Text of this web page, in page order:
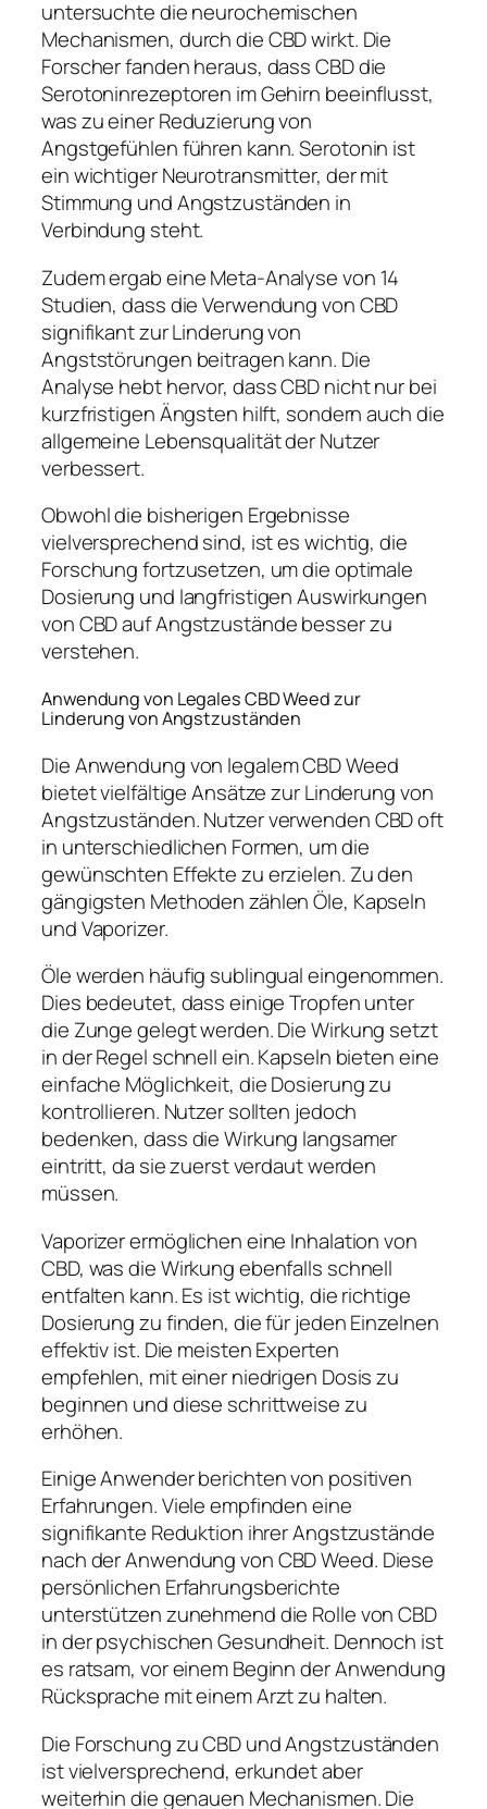
untersuchte die neurochemischen
Mechanismen, durch die CBD wirkt. Die
Forscher fanden heraus, dass CBD die
Serotoninrezeptoren im Gehirn beeinflusst,
was zu einer Reduzierung von
Angstgefühlen führen kann. Serotonin ist
ein wichtiger Neurotransmitter, der mit
Stimmung und Angstzuständen in
Verbindung steht.
Zudem ergab eine Meta-Analyse von 14
Studien, dass die Verwendung von CBD
signifikant zur Linderung von
Angststörungen beitragen kann. Die
Analyse hebt hervor, dass CBD nicht nur bei
kurzfristigen Ängsten hilft, sondern auch die
allgemeine Lebensqualität der Nutzer
verbessert.
Obwohl die bisherigen Ergebnisse
vielversprechend sind, ist es wichtig, die
Forschung fortzusetzen, um die optimale
Dosierung und langfristigen Auswirkungen
von CBD auf Angstzustände besser zu
verstehen.
Anwendung von Legales CBD Weed zur
Linderung von Angstzuständen
Die Anwendung von legalem CBD Weed
bietet vielfältige Ansätze zur Linderung von
Angstzuständen. Nutzer verwenden CBD oft
in unterschiedlichen Formen, um die
gewünschten Effekte zu erzielen. Zu den
gängigsten Methoden zählen Öle, Kapseln
und Vaporizer.
Öle werden häufig sublingual eingenommen.
Dies bedeutet, dass einige Tropfen unter
die Zunge gelegt werden. Die Wirkung setzt
in der Regel schnell ein. Kapseln bieten eine
einfache Möglichkeit, die Dosierung zu
kontrollieren. Nutzer sollten jedoch
bedenken, dass die Wirkung langsamer
eintritt, da sie zuerst verdaut werden
müssen.
Vaporizer ermöglichen eine Inhalation von
CBD, was die Wirkung ebenfalls schnell
entfalten kann. Es ist wichtig, die richtige
Dosierung zu finden, die für jeden Einzelnen
effektiv ist. Die meisten Experten
empfehlen, mit einer niedrigen Dosis zu
beginnen und diese schrittweise zu
erhöhen.
Einige Anwender berichten von positiven
Erfahrungen. Viele empfinden eine
signifikante Reduktion ihrer Angstzustände
nach der Anwendung von CBD Weed. Diese
persönlichen Erfahrungsberichte
unterstützen zunehmend die Rolle von CBD
in der psychischen Gesundheit. Dennoch ist
es ratsam, vor einem Beginn der Anwendung
Rücksprache mit einem Arzt zu halten.
Die Forschung zu CBD und Angstzuständen
ist vielversprechend, erkundet aber
weiterhin die genauen Mechanismen. Die